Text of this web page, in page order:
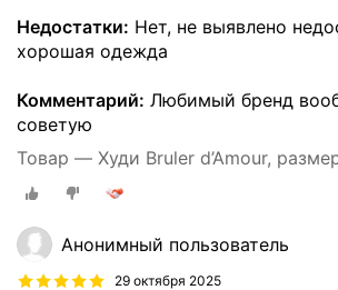
Недостатки: Нет, не выявлено
хорошая одежда
Комментарий: Любимый бренд
советую
Товар — Худи Bruler d’Amour,
Анонимный пользователь
29 октября 2025